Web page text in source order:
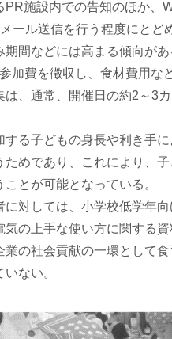
PR施設内での告知のほか、
ール送信を行う程度にと
期間などには高まる傾向が
加費を徴収し、食材費用な
、通常、開催日の約2～3
る子どもの身長や利き手
ためであり、これにより、
とが可能となっている。
対しては、小学校低学年
気の上手な使い方に関する
業の社会貢献の一環として
ない。